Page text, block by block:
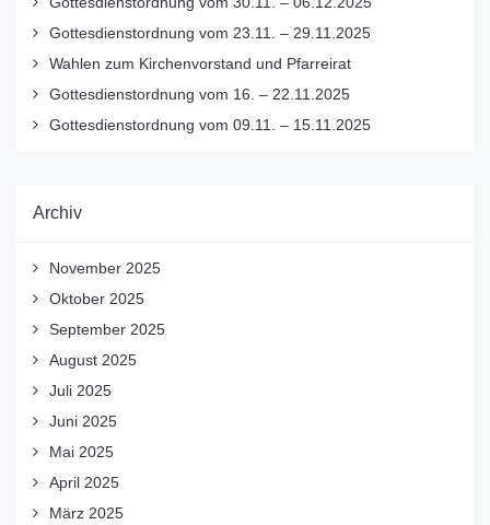
Gottesdienstordnung vom 23.11. – 29.11.2025
Wahlen zum Kirchenvorstand und Pfarreirat
Gottesdienstordnung vom 16. – 22.11.2025
Gottesdienstordnung vom 09.11. – 15.11.2025
Archiv
November 2025
Oktober 2025
September 2025
August 2025
Juli 2025
Juni 2025
Mai 2025
April 2025
März 2025